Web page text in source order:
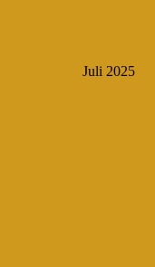
Juli 2025